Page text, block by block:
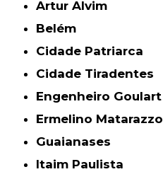
Artur Alvim
Belém
Cidade Patriarca
Cidade Tiradentes
Engenheiro Goulart
Ermelino Matarazzo
Guaianases
Itaim Paulista